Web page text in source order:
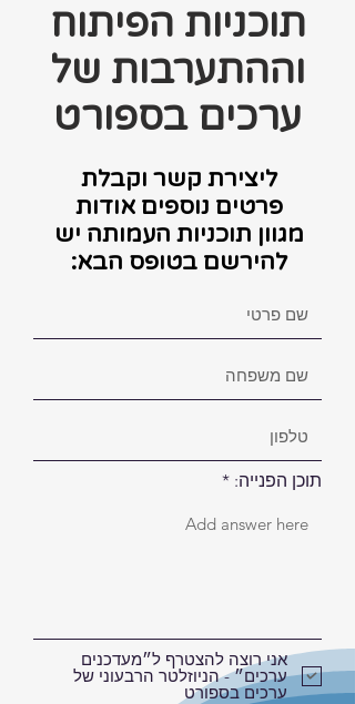
תוכניות הפיתוח
וההתערבות של
ערכים בספורט
ליצירת קשר וקבלת
פרטים נוספים אודות
מגוון תוכניות העמותה יש
להירשם בטופס הבא:
תוכן הפנייה:
אני רוצה להצטרף ל״מעדכנים
ערכים״ - הניוזלטר הרבעוני של
ערכים בספורט